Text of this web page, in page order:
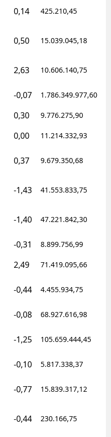
Kırşehir
Kütahya
Kahramanmaraş
Nevşehir
Niğde
Ordu
Sinop
0,14 425.210,45
0,50 15.039.045,18
2,63 10.606.140,75
-0,07 1.786.349.977,60
0,30 9.776.275,90
0,00 11.214.332,93
0,37 9.679.350,68
-1,43 41.553.833,75
-1,40 47.221.842,30
-0,31 8.899.756,99
2,49 71.419.095,66
-0,44 4.455.934,75
-0,08 68.927.616,98
-1,25 105.659.444,45
-0,10 5.817.338,37
-0,77 15.839.317,12
-0,44 230.166,75